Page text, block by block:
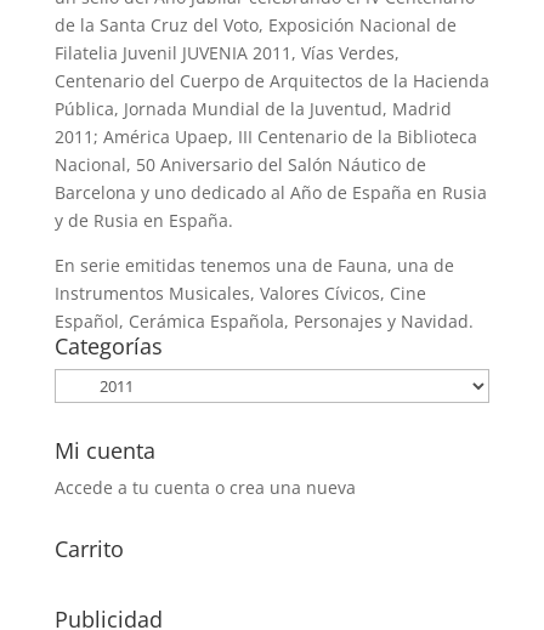
de la Santa Cruz del Voto, Exposición Nacional de
Filatelia Juvenil JUVENIA 2011, Vías Verdes,
Centenario del Cuerpo de Arquitectos de la Hacienda
Pública, Jornada Mundial de la Juventud, Madrid
2011; América Upaep, III Centenario de la Biblioteca
Nacional, 50 Aniversario del Salón Náutico de
Barcelona y uno dedicado al Año de España en Rusia
y de Rusia en España.
En serie emitidas tenemos una de Fauna, una de
Instrumentos Musicales, Valores Cívicos, Cine
Español, Cerámica Española, Personajes y Navidad.
Categorías
Mi cuenta
Accede a tu cuenta o crea una nueva
Carrito
Publicidad